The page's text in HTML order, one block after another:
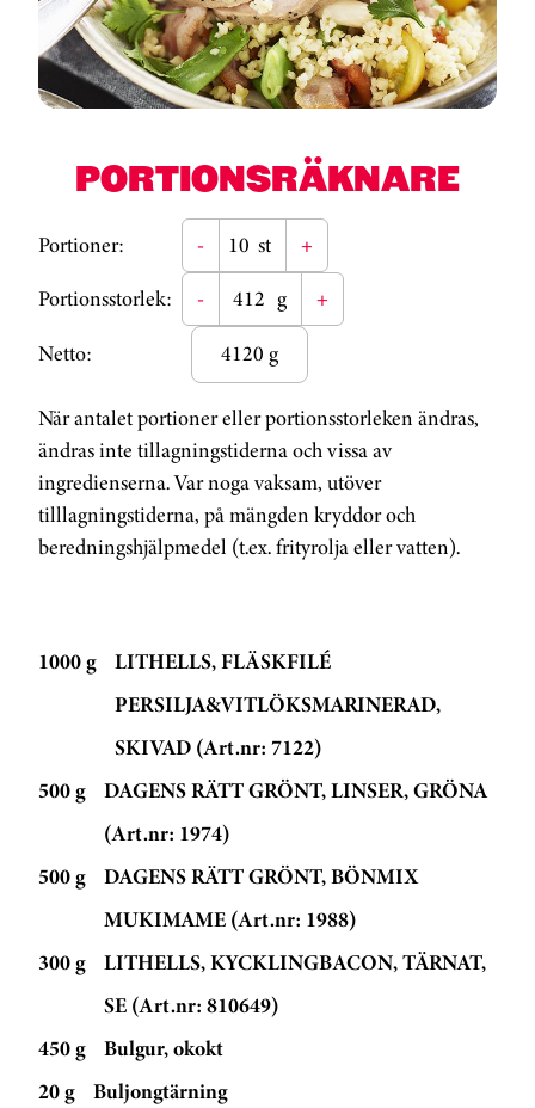
PORTIONSRÄKNARE
Portioner: - st
+
Portionsstorlek:
- g
+
Netto:
4120 g
När antalet portioner eller portionsstorleken ändras,
ändras inte tillagningstiderna och vissa av
ingredienserna. Var noga vaksam, utöver
tilllagningstiderna, på mängden kryddor och
beredningshjälpmedel (t.ex. frityrolja eller vatten).
1000 g
LITHELLS, FLÄSKFILÉ
PERSILJA&VITLÖKSMARINERAD,
SKIVAD (Art.nr: 7122)
500 g
DAGENS RÄTT GRÖNT, LINSER, GRÖNA
(Art.nr: 1974)
500 g
DAGENS RÄTT GRÖNT, BÖNMIX
MUKIMAME (Art.nr: 1988)
300 g
LITHELLS, KYCKLINGBACON, TÄRNAT,
SE (Art.nr: 810649)
450 g
Bulgur, okokt
20 g
Buljongtärning